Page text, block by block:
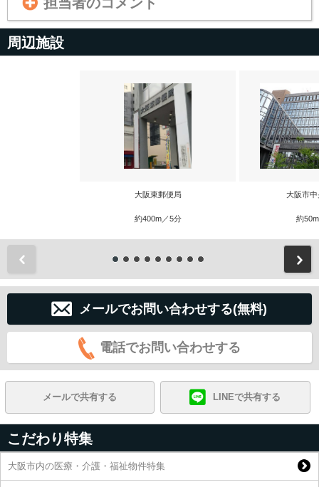
周辺施設
大阪東郵便局
約400m／5分
大阪市
約
メールでお問い合わせする(無料)
電話でお問い合わせする
メールで共有する LINEで共有する
こだわり特集
大阪市内の医療・介護・福祉物件特集